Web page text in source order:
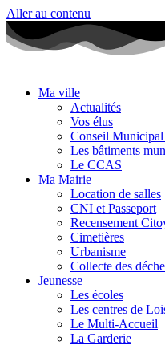
Aller au contenu
Ma ville
Actualités
Vos élus
Conseil Municipal
Les bâtiments
Le CCAS
Ma Mairie
Location de salles
CNI et Passeport
Recensement
Cimetières
Urbanisme
Collecte des
Jeunesse
Les écoles
Les centres de
Le Multi-Accueil
La Garderie